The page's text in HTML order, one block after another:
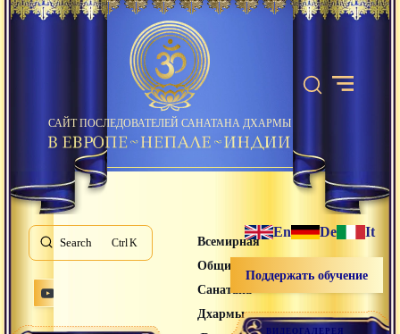
САЙТ ПОСЛЕДОВАТЕЛЕЙ САНАТАНА ДХАРМЫ
Search K
Всемирная
Община
Санатана
Дхармы
En De It
Поддержать обучение
ВИДЕОГАЛЕРЕЯ